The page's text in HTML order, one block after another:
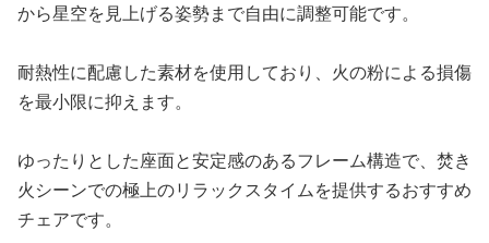
から星空を見上げる姿勢まで自由に調整可能です。
耐熱性に配慮した素材を使用しており、火の粉による損傷
を最小限に抑えます。
ゆったりとした座面と安定感のあるフレーム構造で、焚き
火シーンでの極上のリラックスタイムを提供するおすすめ
チェアです。